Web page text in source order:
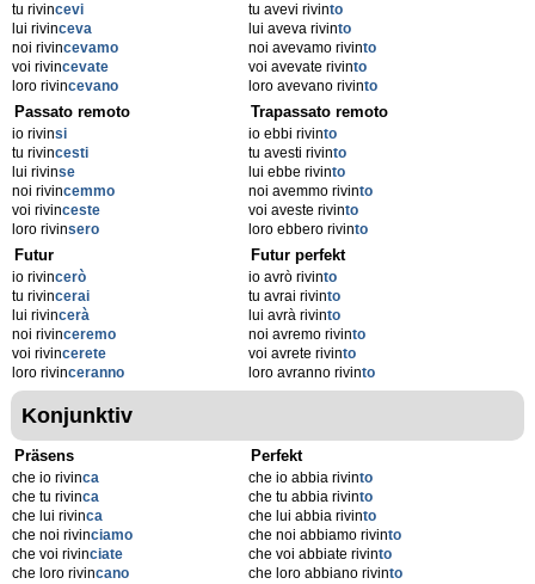
tu rivincevi
lui rivinceva
noi rivincevamo
voi rivincevate
loro rivincevano
tu avevi rivinto
lui aveva rivinto
noi avevamo rivinto
voi avevate rivinto
loro avevano rivinto
Passato remoto
io rivinsi
tu rivincesti
lui rivinse
noi rivincemmo
voi rivinceste
loro rivinsero
Trapassato remoto
io ebbi rivinto
tu avesti rivinto
lui ebbe rivinto
noi avemmo rivinto
voi aveste rivinto
loro ebbero rivinto
Futur
io rivincerò
tu rivincerai
lui rivincerà
noi rivinceremo
voi rivincerete
loro rivinceranno
Futur perfekt
io avrò rivinto
tu avrai rivinto
lui avrà rivinto
noi avremo rivinto
voi avrete rivinto
loro avranno rivinto
Konjunktiv
Präsens
che io rivinca
che tu rivinca
che lui rivinca
che noi rivinciamo
che voi rivinciate
che loro rivincano
Perfekt
che io abbia rivinto
che tu abbia rivinto
che lui abbia rivinto
che noi abbiamo rivinto
che voi abbiate rivinto
che loro abbiano rivinto